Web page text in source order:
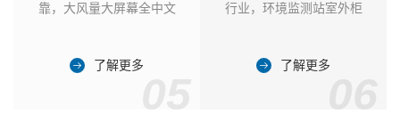
靠，大风量大屏幕全中文
了解更多
行业，环境监测站室外柜
了解更多